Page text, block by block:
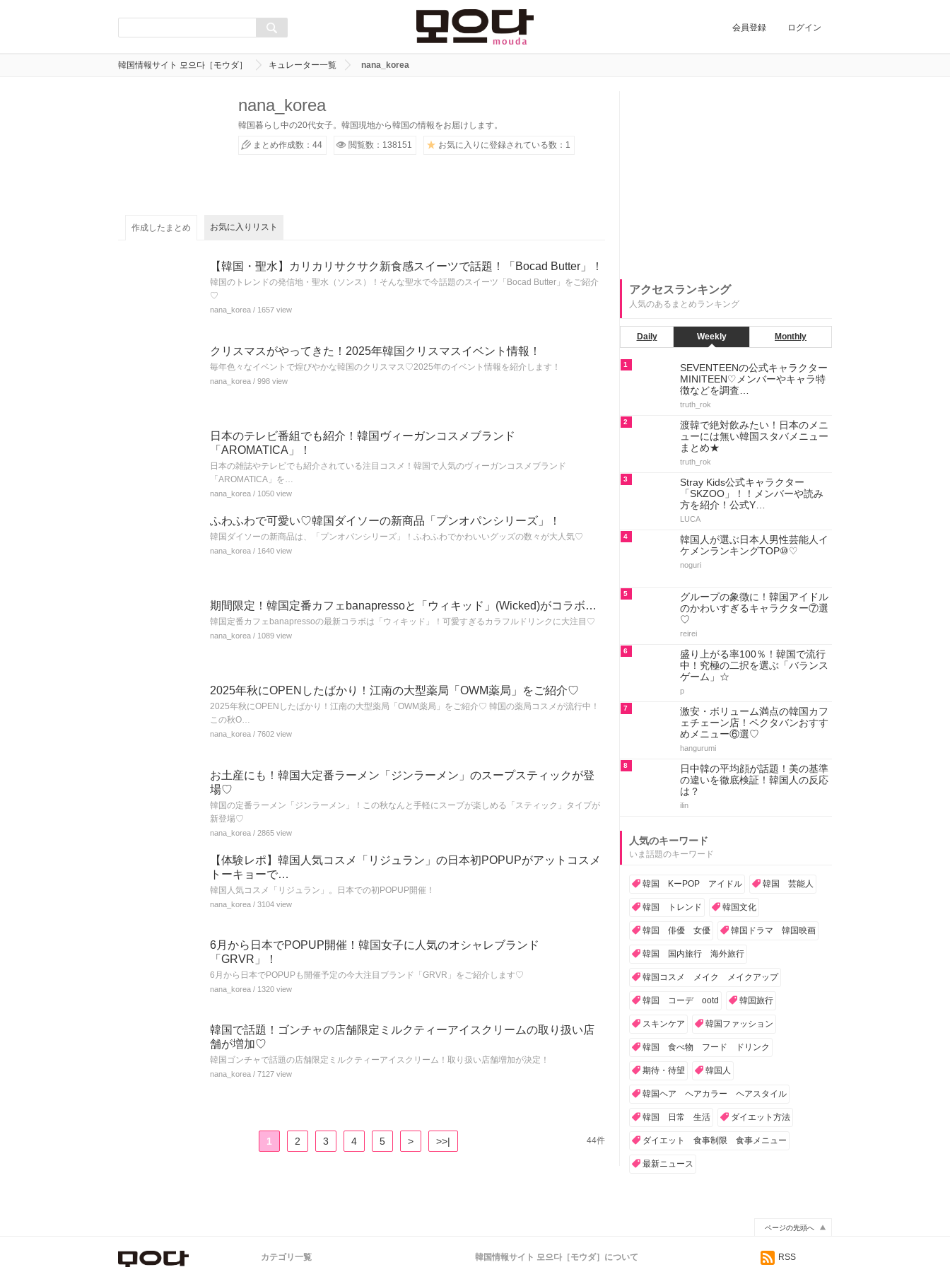
会員登録 ログイン
韓国情報サイト 모으다［モウダ］ キュレーター一覧 nana_korea
nana_korea
韓国暮らし中の20代女子。韓国現地から韓国の情報をお届けします。
まとめ作成数：44
閲覧数：138151 お気に入りに登録されている数：1
作成したまとめ お気に入りリスト
【韓国・聖水】カリカリサクサク新食感スイーツで話題！「Bocad Butter」！
韓国のトレンドの発信地・聖水（ソンス）！そんな聖水で今話題のスイーツ「Bocad Butter」をご紹介
♡
nana_korea / 1657 view
クリスマスがやってきた！2025年韓国クリスマスイベント情報！
毎年色々なイベントで煌びやかな韓国のクリスマス♡2025年のイベント情報を紹介します！
nana_korea / 998 view
日本のテレビ番組でも紹介！韓国ヴィーガンコスメブランド
「AROMATICA」！
日本の雑誌やテレビでも紹介されている注目コスメ！韓国で人気のヴィーガンコスメブランド
「AROMATICA」を…
nana_korea / 1050 view
ふわふわで可愛い♡韓国ダイソーの新商品「プンオパンシリーズ」！
韓国ダイソーの新商品は、「プンオパンシリーズ」！ふわふわでかわいいグッズの数々が大人気♡
nana_korea / 1640 view
期間限定！韓国定番カフェbanapressoと「ウィキッド」(Wicked)がコラボ…
韓国定番カフェbanapressoの最新コラボは「ウィキッド」！可愛すぎるカラフルドリンクに大注目♡
nana_korea / 1089 view
2025年秋にOPENしたばかり！江南の大型薬局「OWM薬局」をご紹介♡
2025年秋にOPENしたばかり！江南の大型薬局「OWM薬局」をご紹介♡ 韓国の薬局コスメが流行中！
この秋O…
nana_korea / 7602 view
お土産にも！韓国大定番ラーメン「ジンラーメン」のスープスティックが登
場♡
韓国の定番ラーメン「ジンラーメン」！この秋なんと手軽にスープが楽しめる「スティック」タイプが
新登場♡
nana_korea / 2865 view
【体験レポ】韓国人気コスメ「リジュラン」の日本初POPUPがアットコスメ
トーキョーで…
韓国人気コスメ「リジュラン」。日本での初POPUP開催！
nana_korea / 3104 view
6月から日本でPOPUP開催！韓国女子に人気のオシャレブランド
「GRVR」！
6月から日本でPOPUPも開催予定の今大注目ブランド「GRVR」をご紹介します♡
nana_korea / 1320 view
韓国で話題！ゴンチャの店舗限定ミルクティーアイスクリームの取り扱い店
舗が増加♡
韓国ゴンチャで話題の店舗限定ミルクティーアイスクリーム！取り扱い店舗増加が決定！
nana_korea / 7127 view
1 2 3 4 5 > >>| 44件
アクセスランキング
人気のあるまとめランキング
Daily Weekly Monthly
1
SEVENTEENの公式キャラクター
MINITEEN♡メンバーやキャラ特
徴などを調査…
truth_rok
2
渡韓で絶対飲みたい！日本のメニ
ューには無い韓国スタバメニュー
まとめ★
truth_rok
3
Stray Kids公式キャラクター
「SKZOO」！！メンバーや読み
方を紹介！公式Y…
LUCA
4
韓国人が選ぶ日本人男性芸能人イ
ケメンランキングTOP⑩♡
noguri
5
グループの象徴に！韓国アイドル
のかわいすぎるキャラクター⑦選
♡
reirei
6
盛り上がる率100％！韓国で流行
中！究極の二択を選ぶ「バランス
ゲーム」☆
p
7
激安・ボリューム満点の韓国カフ
ェチェーン店！ペクタバンおすす
めメニュー⑥選♡
hangurumi
8
日中韓の平均顔が話題！美の基準
の違いを徹底検証！韓国人の反応
は？
ilin
人気のキーワード
いま話題のキーワード
韓国 KーPOP アイドル 韓国 芸能人
韓国 トレンド 韓国文化
韓国 俳優 女優 韓国ドラマ 韓国映画
韓国 国内旅行 海外旅行
韓国コスメ メイク メイクアップ
韓国 コーデ ootd 韓国旅行
スキンケア 韓国ファッション
韓国 食べ物 フード ドリンク
期待・待望 韓国人
韓国ヘア ヘアカラー ヘアスタイル
韓国 日常 生活 ダイエット方法
ダイエット 食事制限 食事メニュー
最新ニュース
ページの先頭へ
カテゴリ一覧 韓国情報サイト 모으다［モウダ］について RSS